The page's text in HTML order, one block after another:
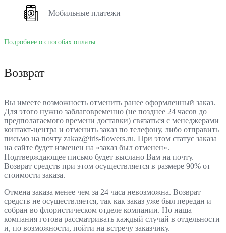
Мобильные платежи
Подробнее о способах оплаты
Возврат
Вы имеете возможность отменить ранее оформленный заказ.
Для этого нужно заблаговременно (не позднее 24 часов до
предполагаемого времени доставки) связаться с менеджерами
контакт-центра и отменить заказ по телефону, либо отправить
письмо на почту zakaz@iris-flowers.ru. При этом статус заказа
на сайте будет изменен на «заказ был отменен».
Подтверждающее письмо будет выслано Вам на почту.
Возврат средств при этом осуществляется в размере 90% от
стоимости заказа.
Отмена заказа менее чем за 24 часа невозможна. Возврат
средств не осуществляется, так как заказ уже был передан и
собран во флористическом отделе компании. Но наша
компания готова рассматривать каждый случай в отдельности
и, по возможности, пойти на встречу заказчику.